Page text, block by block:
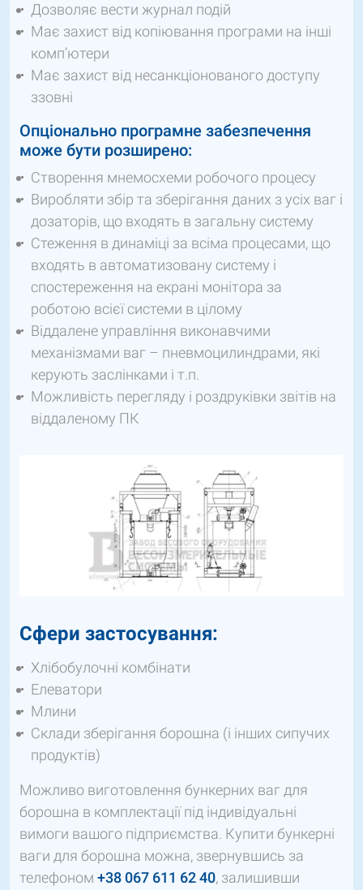
Дозволяє вести журнал подій
Має захист від копіювання програми на інші
комп’ютери
Має захист від несанкціонованого доступу
ззовні
Опціонально програмне забезпечення
може бути розширено:
Створення мнемосхеми робочого процесу
Виробляти збір та зберігання даних з усіх ваг і
дозаторів, що входять в загальну систему
Стеження в динаміці за всіма процесами, що
входять в автоматизовану систему і
спостереження на екрані монітора за
роботою всієї системи в цілому
Віддалене управління виконавчими
механізмами ваг – пневмоцилиндрами, які
керують заслінками і т.п.
Можливість перегляду і роздруківки звітів на
віддаленому ПК
Сфери застосування:
Хлібобулочні комбінати
Елеватори
Млини
Склади зберігання борошна (і інших сипучих
продуктів)
Можливо виготовлення бункерних ваг для
борошна в комплектації під індивідуальні
вимоги вашого підприємства. Купити бункерні
ваги для борошна можна, звернувшись за
телефоном +38 067 611 62 40, залишивши